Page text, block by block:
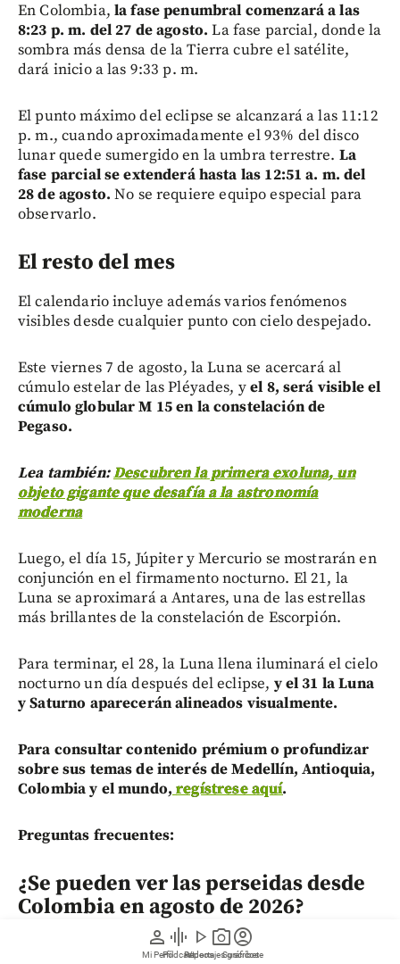
person
Mi Perfil
graphic_eq
Pódcast
play_arrow
Videos
photo_camera
Reportajes gráficos
account_circle
Suscríbete
En Colombia, la fase penumbral comenzará a las
8:23 p. m. del 27 de agosto. La fase parcial, donde la
sombra más densa de la Tierra cubre el satélite,
dará inicio a las 9:33 p. m.
El punto máximo del eclipse se alcanzará a las 11:12
p. m., cuando aproximadamente el 93% del disco
lunar quede sumergido en la umbra terrestre. La
fase parcial se extenderá hasta las 12:51 a. m. del
28 de agosto.No se requiere equipo especial para
observarlo.
El resto del mes
El calendario incluye además varios fenómenos
visibles desde cualquier punto con cielo despejado.
Este viernes 7 de agosto, la Luna se acercará al
cúmulo estelar de las Pléyades, yel 8, será visible el
cúmulo globular M 15 en la constelación de
Pegaso.
Lea también:Descubren la primera exoluna, un
objeto gigante que desafía a la astronomía
moderna
Luego, el día 15, Júpiter y Mercurio se mostrarán en
conjunción en el firmamento nocturno. El 21, la
Luna se aproximará a Antares, una de las estrellas
más brillantes de la constelación de Escorpión.
Para terminar, el 28, la Luna llena iluminará el cielo
nocturno un día después del eclipse, y el 31 la Luna
y Saturno aparecerán alineados visualmente.
Para consultar contenido prémium o profundizar
sobre sus temas de interés de Medellín, Antioquia,
Colombia y el mundo, regístrese aquí.
Preguntas frecuentes:
¿Se pueden ver las perseidas desde
Colombia en agosto de 2026?
Sí, las perseidas son visibles desde Colombia. El mejor